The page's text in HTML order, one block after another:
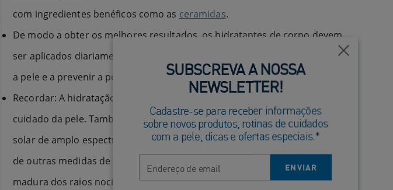
com ingredientes benéficos como as ceramidas.
De modo a obter os melhores resultados, os hidratantes de corpo devem
ser aplicados diariamente em pele limpa e húmida — isto ajuda a hidratar
a pele e a prevenir a perda de hidratação da superfície da pele.
Recordar: A hidratação e a proteção solar são dois passos separados do
cuidado da pele. Também é essencial aplicar (e reaplicar) um protetor
solar de amplo espectro com SPF 30 ou superior diariamente — para além
de outras medidas de proteção solar — para ajudar a proteger a pele
madura dos raios nocivos do sol.
Fechar
SUBSCREVA A NOSSA
NEWSLETTER!
Cadastre-se para receber informações
sobre novos produtos, rotinas de cuidados
com a pele, dicas e ofertas especiais.*
ENVIAR